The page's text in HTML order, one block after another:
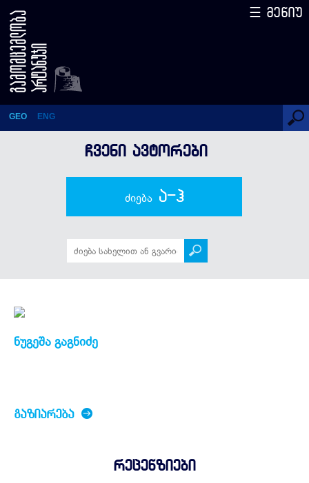
ნუგეშა გაგნიძე
GEO ENG
☰ მენიუ
ᲩᲕᲔᲜᲘ ᲐᲕᲢᲝᲠᲔᲑᲘ
ძიება ა-ჰ
ნუგეშა გაგნიძე
ᲒᲐᲖᲘᲐᲠᲔᲑᲐ
რეცენზიები